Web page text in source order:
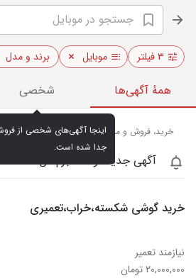
۳ فیلتر موبایل برند و مدل
همهٔ آگهی‌ها شخصی
جدا شده است.
خرید، فروش و مشاهده قیمت روز موبایل در تهران
آگهی جدید اومد خبرم کن
خرید گوشی شکسته،خراب،تعمیری
نیازمند تعمیر
۲۰,۰۰۰,۰۰۰ تومان